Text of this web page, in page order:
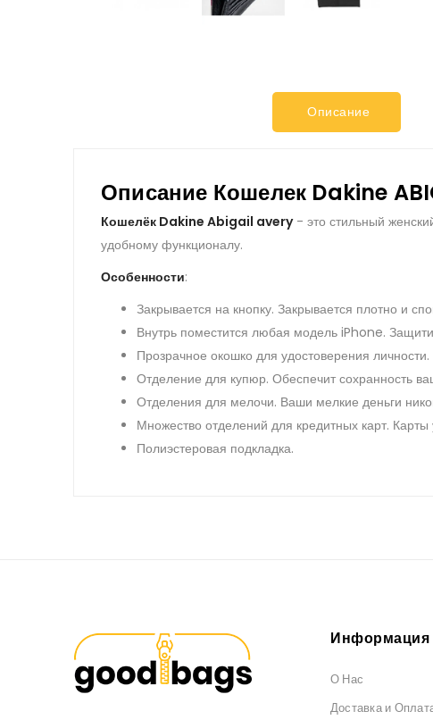
Описание
Описание Кошелек Dakine
Кошелёк Dakine Abigail avery- это стильный
удобному функционалу.
Особенности:
Закрывается на кнопку. Закрывается плотно и
Внутрь поместится любая модель iPhone.
Прозрачное окошко для удостоверения
Отделение для купюр. Обеспечит сохранность
Отделения для мелочи. Ваши мелкие деньги
Множество отделений для кредитных карт.
Полиэстеровая подкладка.
Информация
О Нас
Доставка и